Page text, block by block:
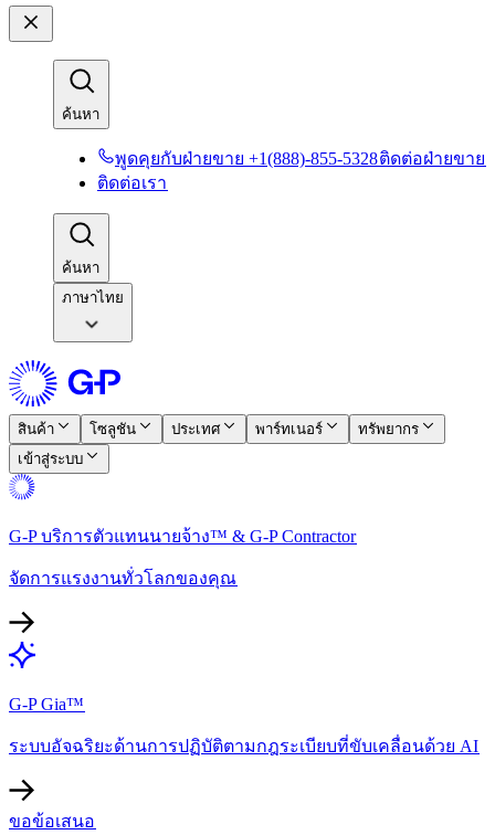
ค้นหา​​
พูดคุยกับฝ่ายขาย +1(888)-855-5328​​ติดต่อฝ่ายขาย​​
ติดต่อเรา​​
ค้นหา​​
ภาษาไทย
สินค้า​​ โซลูชัน​​ ประเทศ​​ พาร์ทเนอร์​​
ทรัพยากร​​
เข้าสู่ระบบ​​
G-P บริการตัวแทนนายจ้าง™ & G-P Contractor​​
จัดการแรงงานทั่วโลกของคุณ​​
G-P Gia™​​
ระบบอัจฉริยะด้านการปฏิบัติตามกฎระเบียบที่ขับเคลื่อนด้วย AI​​
ขอข้อเสนอ​​